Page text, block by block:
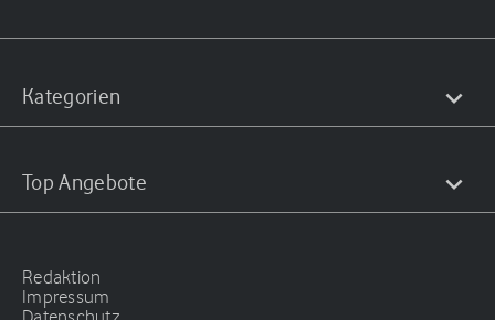
Kategorien
Top Angebote
Redaktion
Impressum